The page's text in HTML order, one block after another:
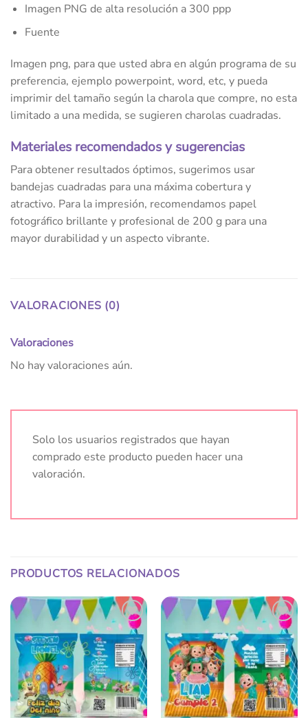
Imagen PNG de alta resolución a 300 ppp
Fuente
Imagen png, para que usted abra en algún programa de su
preferencia, ejemplo powerpoint, word, etc, y pueda
imprimir del tamaño según la charola que compre, no esta
limitado a una medida, se sugieren charolas cuadradas.
Materiales recomendados y sugerencias
Para obtener resultados óptimos, sugerimos usar
bandejas cuadradas para una máxima cobertura y
atractivo. Para la impresión, recomendamos papel
fotográfico brillante y profesional de 200 g para una
mayor durabilidad y un aspecto vibrante.
VALORACIONES (0)
Valoraciones
No hay valoraciones aún.
Solo los usuarios registrados que hayan
comprado este producto pueden hacer una
valoración.
PRODUCTOS RELACIONADOS
Añadir
a la
lista
de
deseos
Añadir
a la
lista
de
deseos